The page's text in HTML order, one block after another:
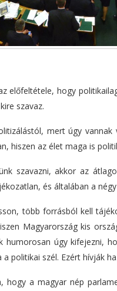
előfeltétele, hogy
szavaz.
mert úgy
hiszen az élet maga is
szavazni, akkor az
és általában a
több forrásból kell
Magyarország kis
humorosan úgy kifejezni,
politikai szél. Ezért hívják
hogy a magyar nép